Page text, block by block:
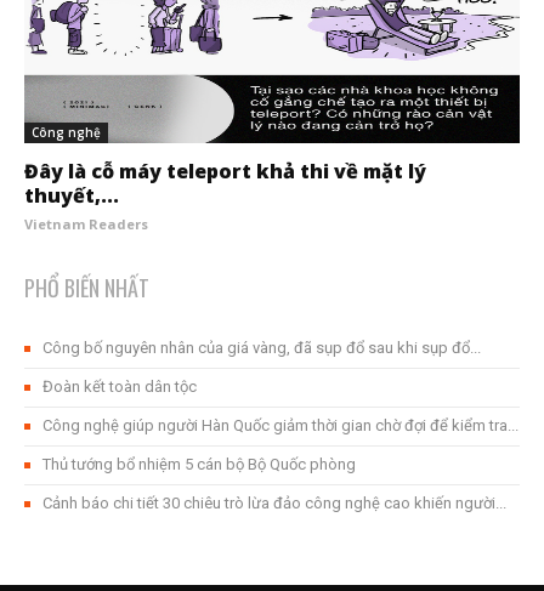
Công nghệ
Đây là cỗ máy teleport khả thi về mặt lý
thuyết,...
Vietnam Readers
PHỔ BIẾN NHẤT
Công bố nguyên nhân của giá vàng, đã sụp đổ sau khi sụp đổ...
Đoàn kết toàn dân tộc
Công nghệ giúp người Hàn Quốc giảm thời gian chờ đợi để kiểm tra...
Thủ tướng bổ nhiệm 5 cán bộ Bộ Quốc phòng
Cảnh báo chi tiết 30 chiêu trò lừa đảo công nghệ cao khiến người...